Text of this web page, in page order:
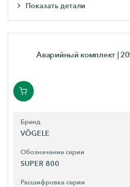
Показать детали
Аварийный комплект |
Бренд
VÖGELE
Обозначение серии
SUPER 800
Расшифровка серии